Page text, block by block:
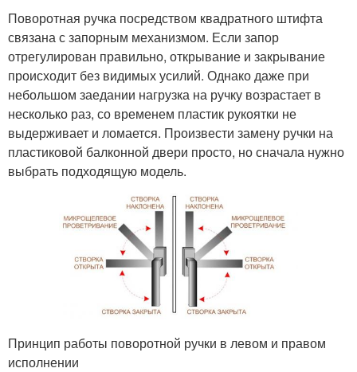
Поворотная ручка посредством квадратного штифта
связана с запорным механизмом. Если запор
отрегулирован правильно, открывание и закрывание
происходит без видимых усилий. Однако даже при
небольшом заедании нагрузка на ручку возрастает в
несколько раз, со временем пластик рукоятки не
выдерживает и ломается. Произвести замену ручки на
пластиковой балконной двери просто, но сначала нужно
выбрать подходящую модель.
Принцип работы поворотной ручки в левом и правом
исполнении